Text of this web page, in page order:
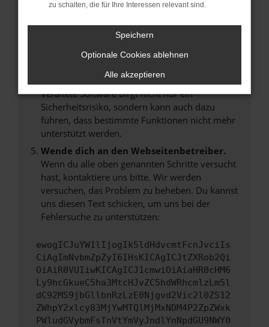
Starte dein Gerät neu.
Das kann manchmal helfen, vorübergehende
Probleme zu beheben.
Stelle sicher, dass dein Browser und dein
Veraltete Software birgt nicht nur ein
Sicherheitsrisiko, sondern kann auch dazu
führen, dass bestimmte Funktionen nicht mehr
unterstützt werden.
Wende dich an den Webseitenbetreiber.
Wenn du alle oben genannten Schritte versucht
hast, kontaktiere uns bitte. Wir werden
versuchen, das Problem zu beheben. Du kannst
uns diesen Text schicken, um uns bei der
Fehlersuche zu unterstützen:
ewogICJuYW1lIjogIk5ldHdvcmtFcnJvciIs
CiAgImNvbmZpZyI6IHsKICAgICJtZXRob2Qi
OiAiR0VUIiwKICAgICJ1cmwiOiAiaHR0cHM6
Ly9hcGkueC5ha3MtcHJvZC5hdWRhcmlzLm5l
dC92MS9jbGllbnRzLzE0Njgvd2Vic2l0ZS12
ZWhpY2xlcy83MjYwMTQlMjMxNDM4P2ZpZWxk
PWludGVybmFsTnVtYmVyJndlYnNpdGU9NWY0
zu schalten, die für Ihre Interessen relevant sind.
Speichern
Optionale Cookies ablehnen
Alle akzeptieren